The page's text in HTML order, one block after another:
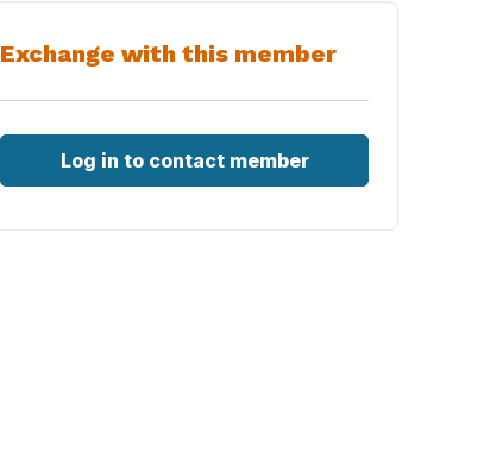
Exchange with this member
Log in to contact member